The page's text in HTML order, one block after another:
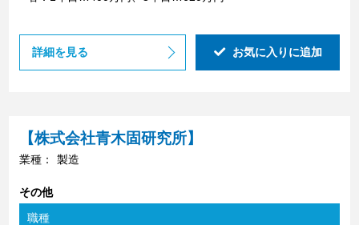
詳細を見る お気に入りに追加
【株式会社青木固研究所】
業種： 製造
その他
職種